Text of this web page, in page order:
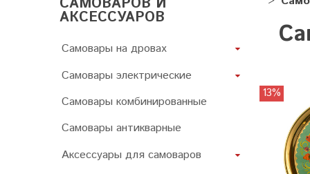
13%
АКСЕССУАРОВ
Самовары на дровах
Самовары электрические
Самовары комбинированные
Самовары антикварные
Аксессуары для самоваров